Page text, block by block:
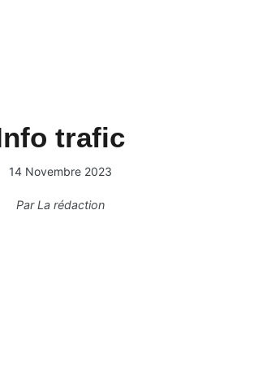
trafic
14 Novembre 2023
ParLa rédaction